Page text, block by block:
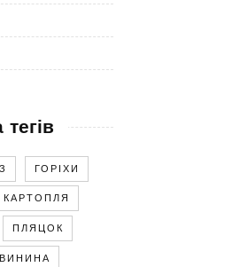
ГОРІХИ
КАРТОПЛЯ
ПЛЯЦОК